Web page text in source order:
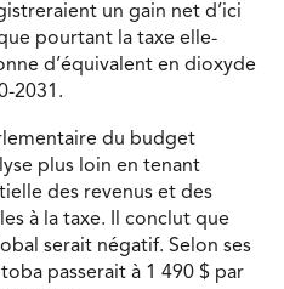
un gain net d’ici
pourtant la taxe elle-
d’équivalent en dioxyde
2031.
du budget
plus loin en tenant
des revenus et des
à la taxe. Il conclut que
serait négatif. Selon ses
passerait à 1 490 $ par